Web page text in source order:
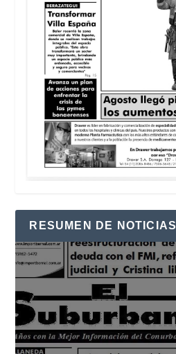
RESUMEN DE NOTICIAS
Reproductor
de
vídeo